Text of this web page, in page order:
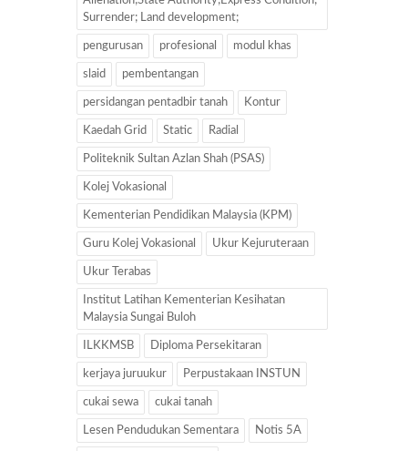
Surrender; Land development;
pengurusan profesional modul khas
slaid pembentangan
persidangan pentadbir tanah Kontur
Kaedah Grid Static Radial
Politeknik Sultan Azlan Shah (PSAS)
Kolej Vokasional
Kementerian Pendidikan Malaysia (KPM)
Guru Kolej Vokasional Ukur Kejuruteraan
Ukur Terabas
Institut Latihan Kementerian Kesihatan
Malaysia Sungai Buloh
ILKKMSB Diploma Persekitaran
kerjaya juruukur Perpustakaan INSTUN
cukai sewa cukai tanah
Lesen Pendudukan Sementara Notis 5A